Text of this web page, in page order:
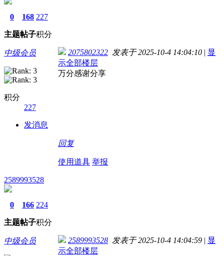
0
主题
168
帖子
227
积分
中级会员
积分
227
发消息
2075802322 发表于 2025-10-4 14:04:10 | 显
示全部楼层
万分感谢分享
回复
使用道具 举报
2589993528
0
主题
166
帖子
224
积分
中级会员 2589993528 发表于 2025-10-4 14:04:59 | 显
示全部楼层